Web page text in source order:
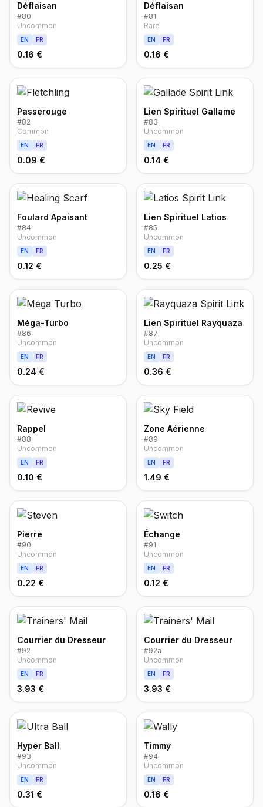
Déflaisan
#80
Uncommon
EN FR
0.16 €
Déflaisan
#81
Rare
EN FR
0.16 €
Passerouge
#82
Common
EN FR
0.09 €
Lien Spirituel Gallame
#83
Uncommon
EN FR
0.14 €
Foulard Apaisant
#84
Uncommon
EN FR
0.12 €
Lien Spirituel Latios
#85
Uncommon
EN FR
0.25 €
Méga-Turbo
#86
Uncommon
EN FR
0.24 €
Lien Spirituel Rayquaza
#87
Uncommon
EN FR
0.36 €
Rappel
#88
Uncommon
EN FR
0.10 €
Zone Aérienne
#89
Uncommon
EN FR
1.49 €
Pierre
#90
Uncommon
EN FR
0.22 €
Échange
#91
Uncommon
EN FR
0.12 €
Courrier du Dresseur
#92
Uncommon
EN FR
3.93 €
Courrier du Dresseur
#92a
Uncommon
EN FR
3.93 €
Hyper Ball
#93
Uncommon
EN FR
0.31 €
Timmy
#94
Uncommon
EN FR
0.16 €